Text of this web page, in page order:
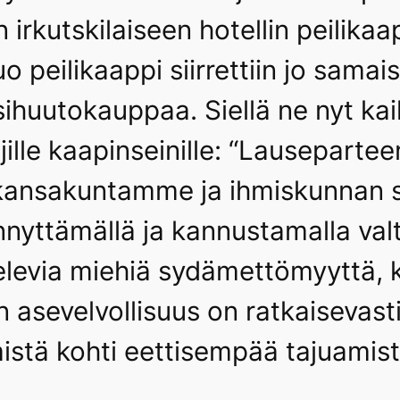
irkutskilaiseen hotellin
peilikaappi siirrettiin jo
Siellä ne nyt
kaapinseinille:
ja ihmiskunnan
ja kannustamalla
miehiä sydämettömyyttä,
asevelvollisuus on
kohti eettisempää